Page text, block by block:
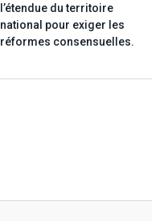
l’étendue du territoire
national pour exiger les
réformes consensuelles.